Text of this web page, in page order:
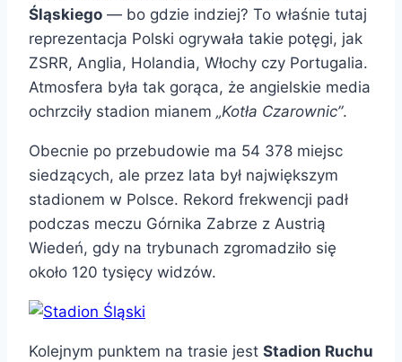
Śląskiego — bo gdzie indziej? To właśnie tutaj
reprezentacja Polski ogrywała takie potęgi, jak
ZSRR, Anglia, Holandia, Włochy czy Portugalia.
Atmosfera była tak gorąca, że angielskie media
ochrzciły stadion mianem „Kotła Czarownic”.
Obecnie po przebudowie ma 54 378 miejsc
siedzących, ale przez lata był największym
stadionem w Polsce. Rekord frekwencji padł
podczas meczu Górnika Zabrze z Austrią
Wiedeń, gdy na trybunach zgromadziło się
około 120 tysięcy widzów.
Kolejnym punktem na trasie jest Stadion Ruchu